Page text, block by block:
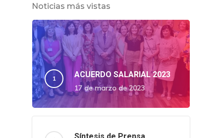
Noticias más vistas
ACUERDO SALARIAL 2023
17 de marzo de 2023